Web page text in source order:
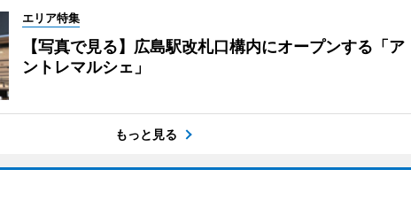
エリア特集
【写真で見る】広島駅改札口構内にオープンする「ア
ントレマルシェ」
もっと見る